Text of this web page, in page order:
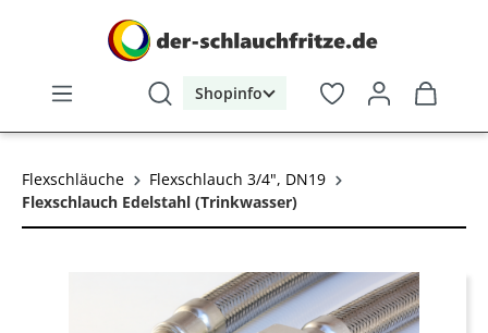
Shopinfo
Flexschläuche
Flexschlauch 3/4", DN19
Flexschlauch Edelstahl (Trinkwasser)
Bildergalerie überspringen